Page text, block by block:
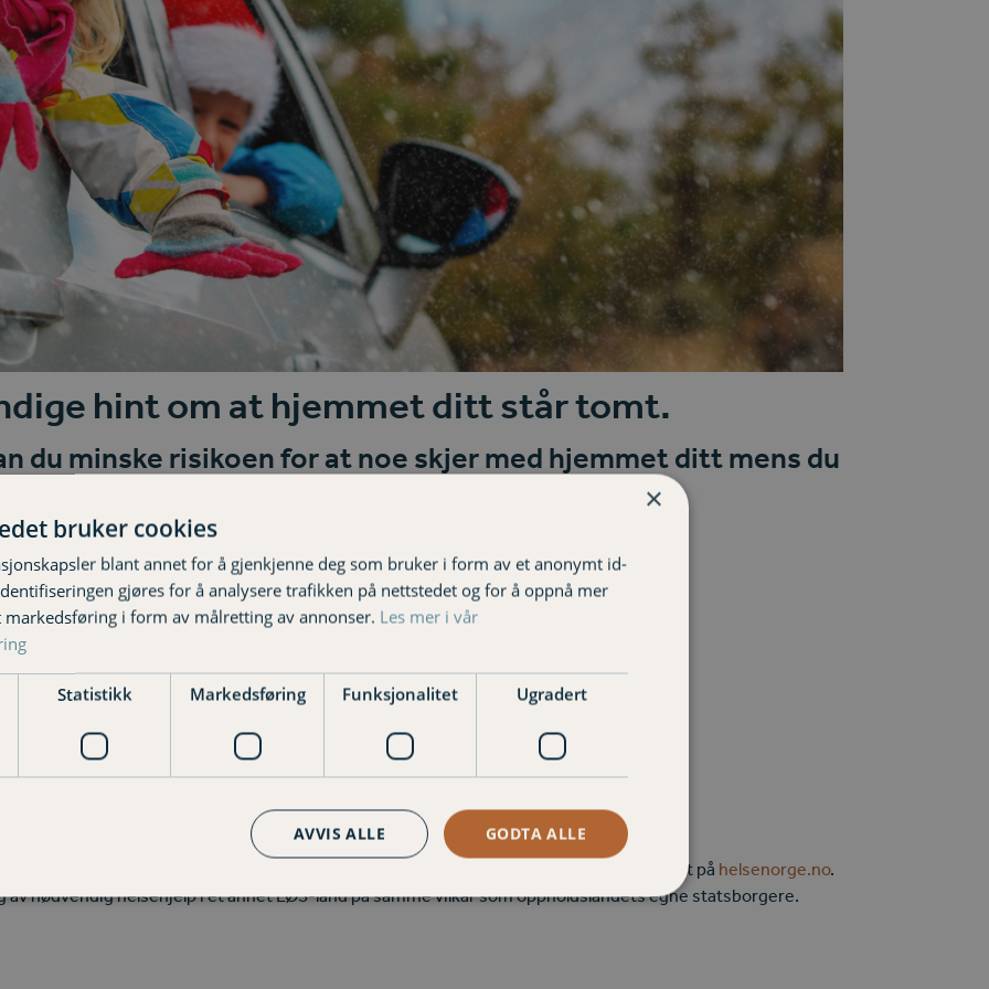
hint om at hjemmet ditt står tomt.
du minske risikoen for at noe skjer med hjemmet ditt mens du
elektronikk som PC, TV, kaffetrakter og lignende.
vannskader.
låst.
til seg mus og rotter.
sosiale medier at du er fraværende over tid.
i tillegg til reiseforsikring når du skal på ferie. Kortet er gratis og bestilles enkelt på helsenorge.no.
nødvendig helsehjelp i et annet EØS-land på samme vilkår som oppholdslandets egne statsborgere.
×
bruker cookies
blant annet for å gjenkjenne deg som bruker i form av et anonymt id-
gjøres for å analysere trafikken på nettstedet og for å oppnå mer
markedsføring i form av målretting av annonser. Les mer i vår
Statistikk Markedsføring Funksjonalitet Ugradert
GODTA ALLE
AVVIS ALLE